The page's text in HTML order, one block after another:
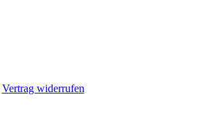
Vertrag widerrufen